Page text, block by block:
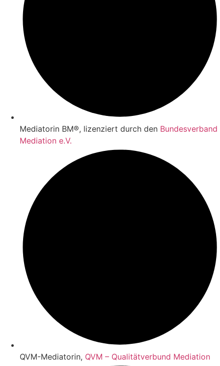
Mediatorin BM®, lizenziert durch den Bundesverband
Mediation e.V.
QVM-Mediatorin, QVM – Qualitätverbund Mediation